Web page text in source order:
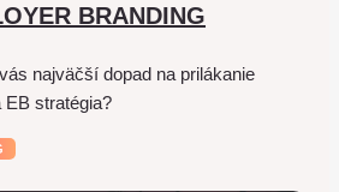
BRANDING
najväčší dopad na prilákanie
EB stratégia?